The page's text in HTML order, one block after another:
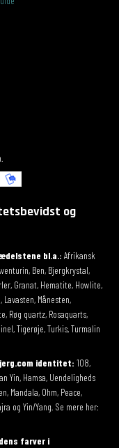
og
bl.a.: Afrikansk
Ben, Bjergkrystal,
Granat, Hematite, Howlite,
Månesten,
Røg quartz, Rosaquarts,
Tigerøje, Turkis, Turmalin
identitet: 108,
Yin, Hamsa, Uendeligheds
Mandala, Ohm, Peace,
og Yin/Yang. Se mere her:
farver i